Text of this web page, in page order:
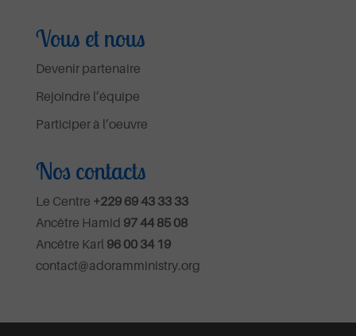
Vous et nous
Devenir partenaire
Rejoindre l’équipe
Participer à l’oeuvre
Nos contacts
Le Centre +229 69 43 33 33
Ancêtre Hamid 97 44 85 08
Ancêtre Karl 96 00 34 19
contact@adoramministry.org